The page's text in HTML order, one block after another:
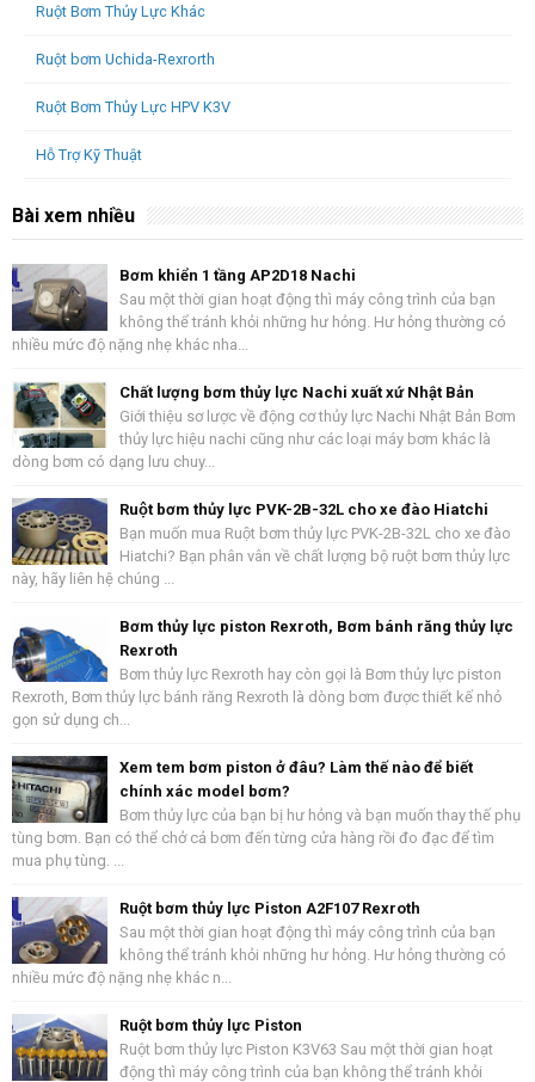
Ruột Bơm Thủy Lực Khác
Ruột bơm Uchida-Rexrorth
Ruột Bơm Thủy Lực HPV K3V
Hỗ Trợ Kỹ Thuật
Bài xem nhiều
Bơm khiển 1 tầng AP2D18 Nachi
Sau một thời gian hoạt động thì máy công trình của bạn
không thể tránh khỏi những hư hỏng. Hư hỏng thường có
nhiều mức độ nặng nhẹ khác nha...
Chất lượng bơm thủy lực Nachi xuất xứ Nhật Bản
Giới thiệu sơ lược về động cơ thủy lực Nachi Nhật Bản Bơm
thủy lực hiệu nachi cũng như các loại máy bơm khác là
dòng bơm có dạng lưu chuy...
Ruột bơm thủy lực PVK-2B-32L cho xe đào Hiatchi
Bạn muốn mua Ruột bơm thủy lực PVK-2B-32L cho xe đào
Hiatchi? Bạn phân vân về chất lượng bộ ruột bơm thủy lực
này, hãy liên hệ chúng ...
Bơm thủy lực piston Rexroth, Bơm bánh răng thủy lực
Rexroth
Bơm thủy lực Rexroth hay còn gọi là Bơm thủy lực piston
Rexroth, Bơm thủy lực bánh răng Rexroth là dòng bơm được thiết kế nhỏ
gọn sử dụng ch...
Xem tem bơm piston ở đâu? Làm thế nào để biết
chính xác model bơm?
Bơm thủy lực của bạn bị hư hỏng và bạn muốn thay thế phụ
tùng bơm. Bạn có thể chở cả bơm đến từng cửa hàng rồi đo đạc để tìm
mua phụ tùng. ...
Ruột bơm thủy lực Piston A2F107 Rexroth
Sau một thời gian hoạt động thì máy công trình của bạn
không thể tránh khỏi những hư hỏng. Hư hỏng thường có
nhiều mức độ nặng nhẹ khác n...
Ruột bơm thủy lực Piston
Ruột bơm thủy lực Piston K3V63 Sau một thời gian hoạt
động thì máy công trình của bạn không thể tránh khỏi